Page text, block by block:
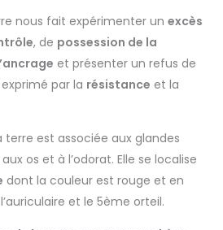
nous fait expérimenter un excès
, de possession de la
et présenter un refus de
par la résistance et la
terre est associée aux glandes
os et à l’odorat. Elle se localise
dont la couleur est rouge et en
et le 5ème orteil.